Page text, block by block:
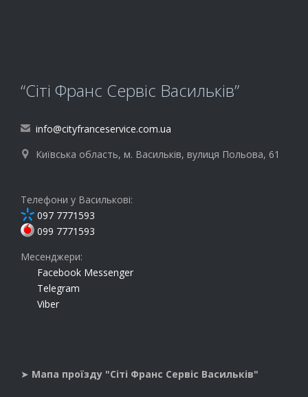
“Сіті Франс Сервіс Васильків”
 info@cityfranceservice.com.ua
 Київська область, м. Васильків, вулиця Польова, 61
Телефони у Василькові:
097 7771593
099 7771593
Месенджери:
Facebook Messenger
Telegram
Viber
➤ Мапа проїзду "Сіті Франс Сервіс Васильків"